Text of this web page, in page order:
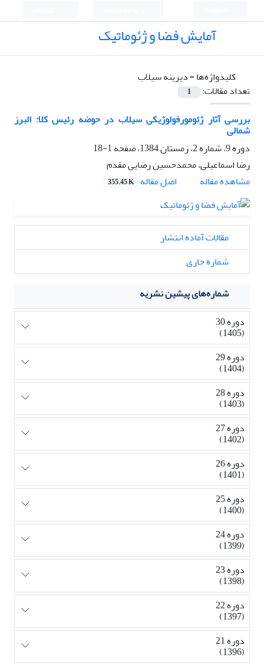
آمایش فضا و ژئوماتیک
کلیدواژه‌ها =دیرینه سیلاب
تعداد مقالات:
1
بررسی آثار ژئومورفولوژیکی سیلاب در حوضه رئیس کلا: البرز
شمالی
دوره 9، شماره 2، زمستان 1384، صفحه
1-18
رضا اسماعیلی، محمدحسین رضایی مقدم
مشاهده مقاله
اصل مقاله 355.45 K
مقالات آماده انتشار
شماره جاری
شماره‌های پیشین نشریه
دوره 30
(1405)
دوره 29
(1404)
دوره 28
(1403)
دوره 27
(1402)
دوره 26
(1401)
دوره 25
(1400)
دوره 24
(1399)
دوره 23
(1398)
دوره 22
(1397)
دوره 21
(1396)